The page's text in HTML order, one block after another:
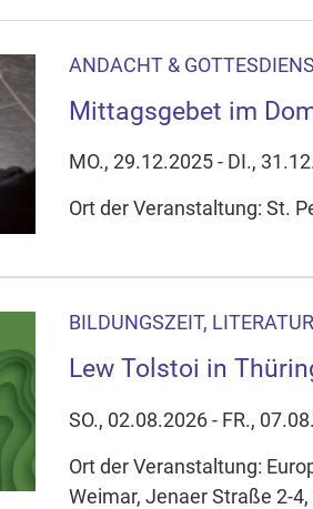
akzeptieren Sie, dass die
Gerät setzt, z.B. zwecks
Ihre Cookie-Einstellungen
ANDACHT &
Mittagsgebet im
MO., 29.12.2025 - DI.,
Ort der Veranstaltung: St.
BILDUNGSZEIT,
Lew Tolstoi in
SO., 02.08.2026 - FR.,
Ort der Veranstaltung:
Weimar, Jenaer Straße 2-